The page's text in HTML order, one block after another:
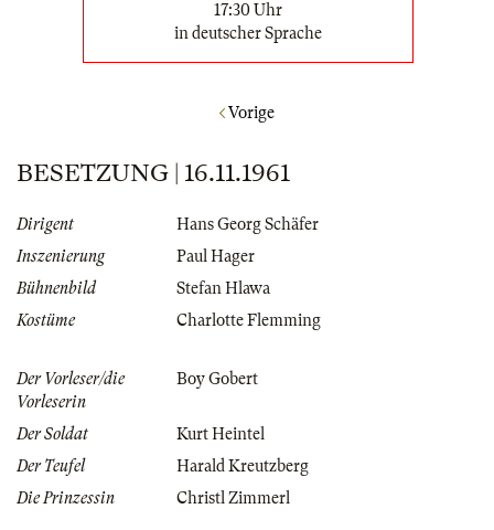
17:30 Uhr
in deutscher Sprache
Vorige
BESETZUNG | 16.11.1961
Dirigent
Hans Georg Schäfer
Inszenierung
Paul Hager
Bühnenbild
Stefan Hlawa
Kostüme
Charlotte Flemming
Der Vorleser/die
Vorleserin
Boy Gobert
Der Soldat
Kurt Heintel
Der Teufel
Harald Kreutzberg
Die Prinzessin
Christl Zimmerl